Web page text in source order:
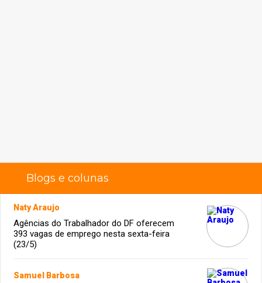
Blogs e colunas
Naty Araujo
Agências do Trabalhador do DF oferecem
393 vagas de emprego nesta sexta-feira
(23/5)
Samuel Barbosa